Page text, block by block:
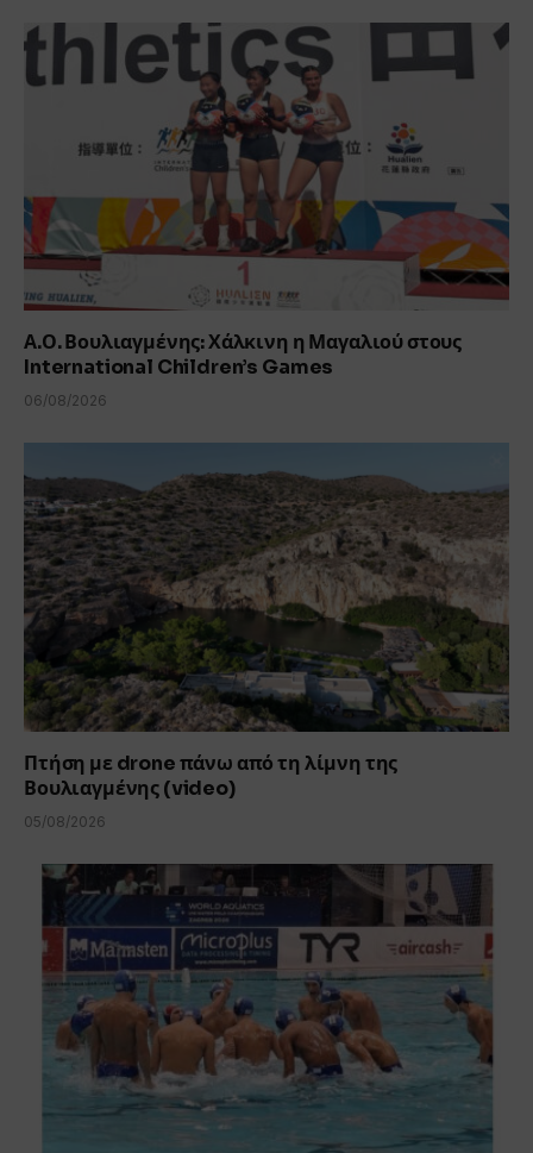
Α.Ο. Βουλιαγμένης: Χάλκινη η Μαγαλιού στους
International Children’s Games
06/08/2026
Πτήση με drone πάνω από τη λίμνη της
Βουλιαγμένης (video)
05/08/2026